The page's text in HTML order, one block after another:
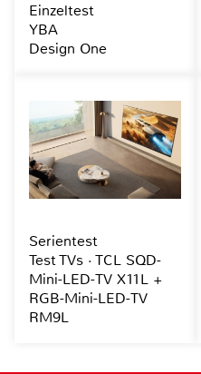
Einzeltest
YBA
Design One
Serientest
Test TVs · TCL SQD-
Mini-LED-TV X11L +
RGB-Mini-LED-TV
RM9L